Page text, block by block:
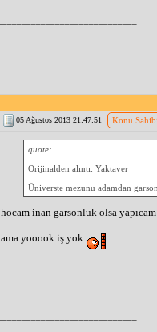
05 Ağustos 2013 21:47:51 Konu Sahibi
quote:
Orijinalden alıntı: Yaktaver
Üniverste mezunu adamdan
hocam inan garsonluk olsa
ama yooook iş yok